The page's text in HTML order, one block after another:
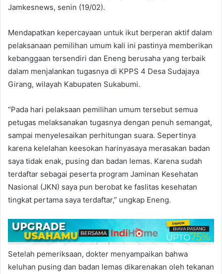
Jamkesnews, senin (19/02).
Mendapatkan kepercayaan untuk ikut berperan aktif dalam
pelaksanaan pemilihan umum kali ini pastinya memberikan
kebanggaan tersendiri dan Eneng berusaha yang terbaik
dalam menjalankan tugasnya di KPPS 4 Desa Sudajaya
Girang, wilayah Kabupaten Sukabumi.
“Pada hari pelaksaan pemilihan umum tersebut semua
petugas melaksanakan tugasnya dengan penuh semangat,
sampai menyelesaikan perhitungan suara. Sepertinya
karena kelelahan keesokan harinyasaya merasakan badan
saya tidak enak, pusing dan badan lemas. Karena sudah
terdaftar sebagai peserta program Jaminan Kesehatan
Nasional (JKN) saya pun berobat ke faslitas kesehatan
tingkat pertama saya terdaftar,” ungkap Eneng.
Setelah pemeriksaan, dokter menyampaikan bahwa
keluhan pusing dan badan lemas dikarenakan oleh tekanan